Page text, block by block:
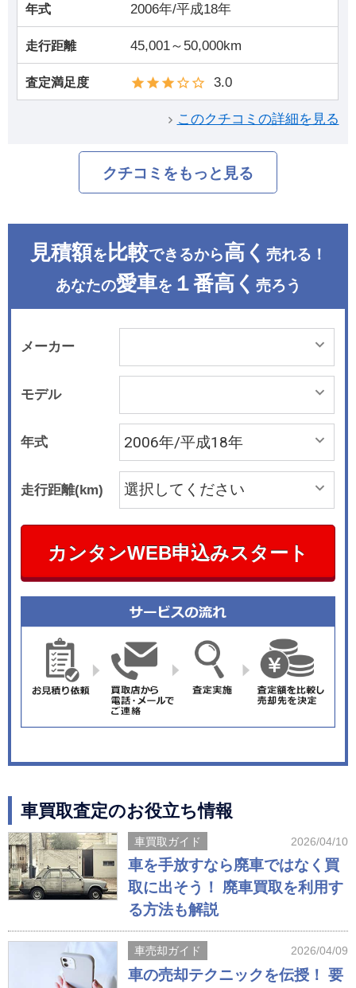
年式 2006年/平成18年
走行距離 45,001～50,000km
査定満足度 3.0
このクチコミの詳細を見る
クチコミをもっと見る
見積額を 比較できるから高く 売れる！
あなたの愛車を １番高く 売ろう
メーカー
モデル
年式
走行距離(km)
カンタンWEB申込みスタート
車買取査定のお役立ち情報
車買取ガイド 2026/04/10
車を手放すなら廃車ではなく買
取に出そう！ 廃車買取を利用す
る方法も解説
車売却ガイド 2026/04/09
車の売却テクニックを伝授！ 要